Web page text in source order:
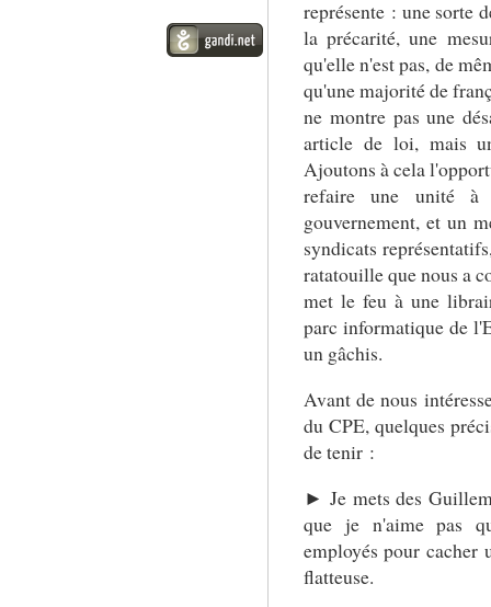
représente : une sorte
la précarité, une
qu'elle n'est pas, de
qu'une majorité de
ne montre pas une
article de loi, mais
Ajoutons à cela
refaire une unité
gouvernement, et un
syndicats
ratatouille que nous a
met le feu à une
parc informatique de
un gâchis.
Avant de nous
du CPE, quelques
de tenir :
► Je mets des
que je n'aime pas
employés pour cacher
flatteuse.